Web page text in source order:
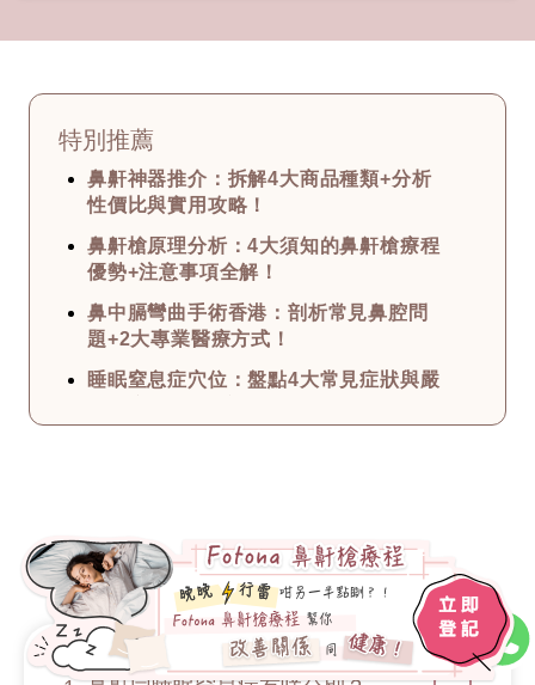
特別推薦
鼻鼾神器推介：拆解4大商品種類+分析
性價比與實用攻略！
鼻鼾槍原理分析：4大須知的鼻鼾槍療程
優勢+注意事項全解！
鼻中膈彎曲手術香港：剖析常見鼻腔問
題+2大專業醫療方式！
睡眠窒息症穴位：盤點4大常見症狀與嚴
療方法+最全打鼻鼾原因！
鼻塞點算？4大常見的鼻塞原因+解決方
法分享 從醫療角度詳解！
洗鼻子副作用須知：拆解3大迷思+使用
攻略與步驟 用對才有效！
常見問題